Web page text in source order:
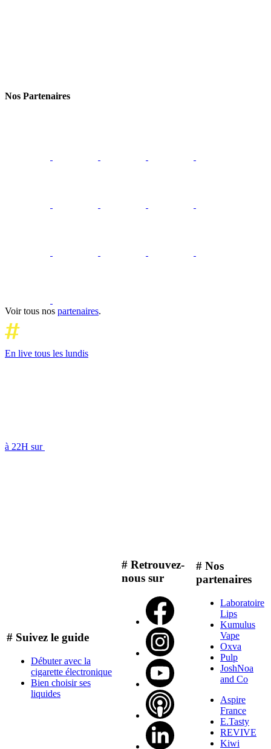
Nos Partenaires
Voir tous nos partenaires.
En live tous les lundis
à 22H sur
# Suivez le guide
Débuter avec la
cigarette électronique
Bien choisir ses
liquides
# Retrouvez-
nous sur
# Nos
partenaires
Laboratoire
Lips
Kumulus
Vape
Oxva
Pulp
JoshNoa
and Co
Aspire
France
E.Tasty
REVIVE
Kiwi